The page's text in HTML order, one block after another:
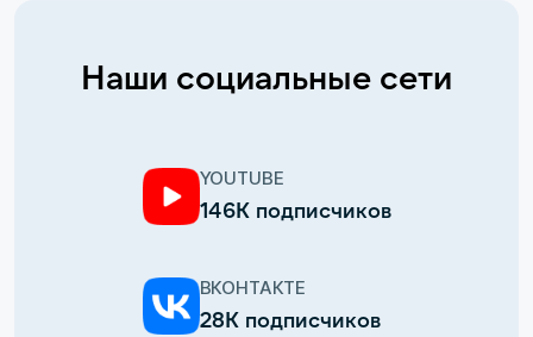
Наши социальные сети
YOUTUBE
146К подписчиков
ВКОНТАКТЕ
28К подписчиков